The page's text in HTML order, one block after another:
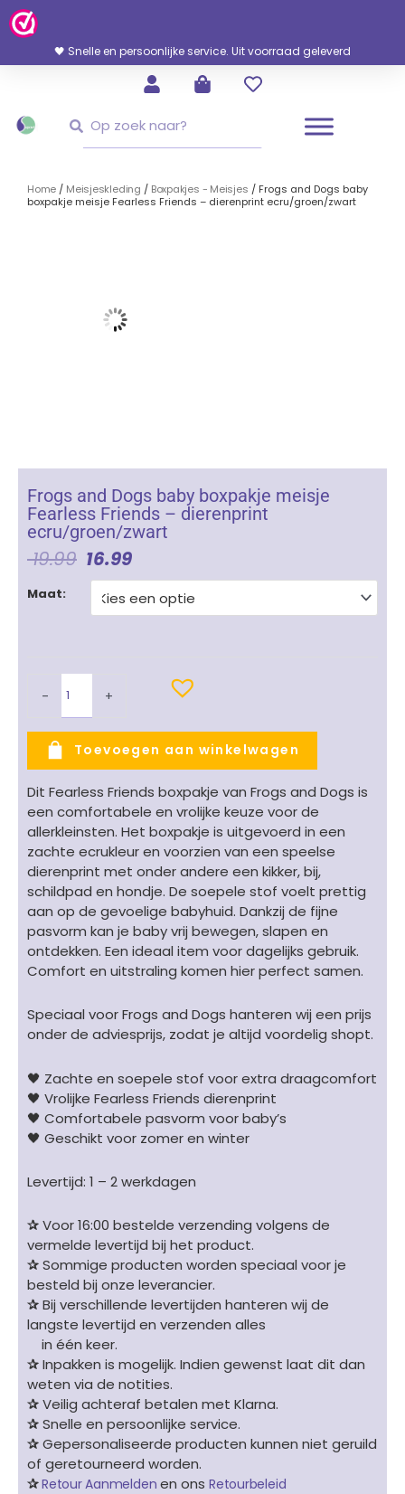
Ga
Naar
Inhoud
🖤 Snelle en persoonlijke service. Uit voorraad geleverd
Home / Meisjeskleding / Boxpakjes - Meisjes / Frogs and Dogs baby
boxpakje meisje Fearless Friends – dierenprint ecru/groen/zwart
Frogs and Dogs baby boxpakje meisje
Fearless Friends – dierenprint
ecru/groen/zwart
19.99 Oorspronkelijke
Prijs
Was:
€ 19.99.
16.99Huidige
Prijs
Is:
€ 16.99.
Maat:
-
Frogs
Friends
dierenprint
ecru/groen/zwart
aantal
+
Toevoegen aan winkelwagen
Dit Fearless Friends boxpakje van Frogs and Dogs is
een comfortabele en vrolijke keuze voor de
allerkleinsten. Het boxpakje is uitgevoerd in een
zachte ecrukleur en voorzien van een speelse
dierenprint met onder andere een kikker, bij,
schildpad en hondje. De soepele stof voelt prettig
aan op de gevoelige babyhuid. Dankzij de fijne
pasvorm kan je baby vrij bewegen, slapen en
ontdekken. Een ideaal item voor dagelijks gebruik.
Comfort en uitstraling komen hier perfect samen.
Speciaal voor Frogs and Dogs hanteren wij een prijs
onder de adviesprijs, zodat je altijd voordelig shopt.
🖤 Zachte en soepele stof voor extra draagcomfort
🖤 Vrolijke Fearless Friends dierenprint
🖤 Comfortabele pasvorm voor baby’s
🖤 Geschikt voor zomer en winter
Levertijd: 1 – 2 werkdagen
✰Voor 16:00 bestelde verzending volgens de
vermelde levertijd bij het product.
✰Sommige producten worden speciaal voor je
besteld bij onze leverancier.
✰Bij verschillende levertijden hanteren wij de
langste levertijd en verzenden alles
in één keer.
✰Inpakken is mogelijk. Indien gewenst laat dit dan
weten via de notities.
✰Veilig achteraf betalen met Klarna.
✰Snelle en persoonlijke service.
✰Gepersonaliseerde producten kunnen niet geruild
of geretourneerd worden.
✰Retour Aanmelden en ons Retourbeleid